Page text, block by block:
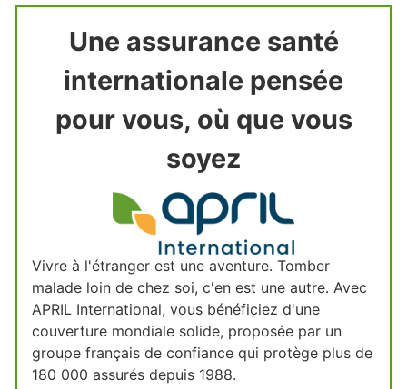
Une assurance santé
internationale pensée
pour vous, où que vous
soyez
Vivre à l'étranger est une aventure. Tomber
malade loin de chez soi, c'en est une autre. Avec
APRIL International, vous bénéficiez d'une
couverture mondiale solide, proposée par un
groupe français de confiance qui protège plus de
180 000 assurés depuis 1988.